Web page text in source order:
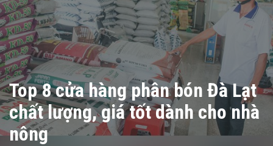
Top 8 cửa hàng phân bón Đà Lạt
chất lượng, giá tốt dành cho nhà
nông